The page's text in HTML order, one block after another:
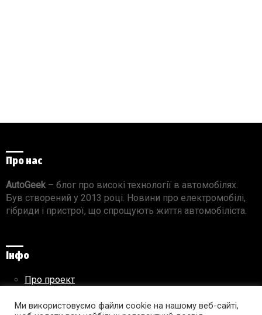
Про нас
AutoGeek– блог про високі технології в автомобілях.
Був створений у 2013 році. Новини про електромобілі,
гібриди і пристрої, що спрощують життя автомобіліста.
Інфо
Про проект
Правила використання матеріалів
Ми використовуємо файли cookie на нашому веб-сайті,